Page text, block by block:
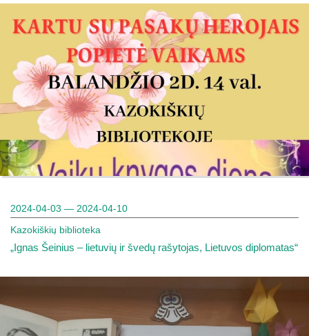
2024-04-03 — 2024-04-10
Kazokiškių biblioteka
„Ignas Šeinius – lietuvių ir švedų rašytojas, Lietuvos diplomatas“